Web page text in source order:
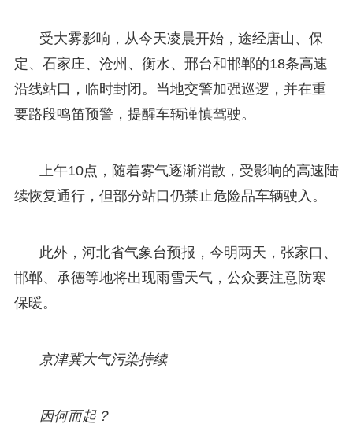
受大雾影响，从今天凌晨开始，途经唐山、保
定、石家庄、沧州、衡水、邢台和邯郸的18条高速
沿线站口，临时封闭。当地交警加强巡逻，并在重
要路段鸣笛预警，提醒车辆谨慎驾驶。
上午10点，随着雾气逐渐消散，受影响的高速陆
续恢复通行，但部分站口仍禁止危险品车辆驶入。
此外，河北省气象台预报，今明两天，张家口、
邯郸、承德等地将出现雨雪天气，公众要注意防寒
保暖。
京津冀大气污染持续
因何而起？